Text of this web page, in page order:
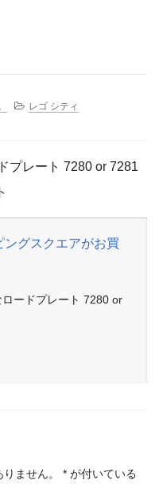
レゴ シティ
プレート 7280 or 7281
ングスクエアがお買
ードプレート 7280 or
ません。 * が付いている